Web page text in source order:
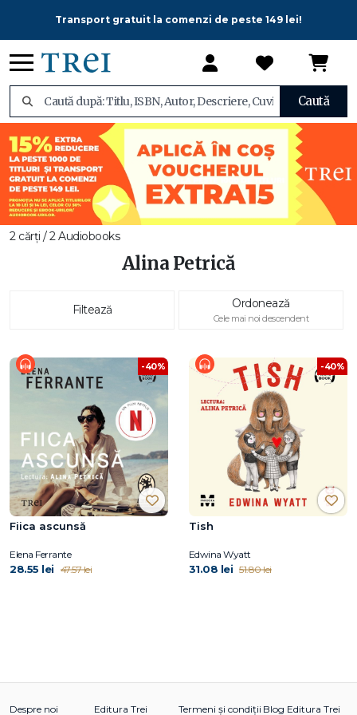
Transport gratuit la comenzi de peste 149 lei!
Caută
2 cărți / 2 Audiobooks
Alina Petrică
Filtează Ordonează
Cele mai noi descendent
-40%
Fiica ascunsă
Elena Ferrante
28.55 lei 47.57 lei
-40%
Tish
Edwina Wyatt
31.08 lei 51.80 lei
Despre noi Editura Trei Termeni și condiții Blog Editura Trei